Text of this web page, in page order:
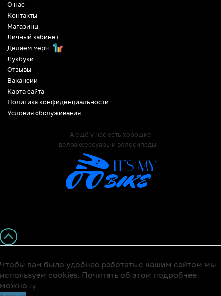
О нас
Контакты
Магазины
Личный кабинет
Делаем мерч
Лукбуки
Отзывы
Вакансии
Карта сайта
Политика конфиденциальности
Условия обслуживания
А ещё у нас есть хорошие
велоаксессуары и велосипеды —
Чтобы вам было удобнее работать с нашим сайтом мы
используем cookies. Почитать об этом подробнее
можно тут